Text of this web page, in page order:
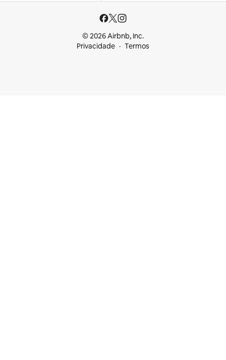
© 2026 Airbnb, Inc.
Privacidade
Termos